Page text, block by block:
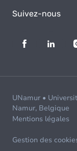
Suivez-nous
UNamur •
Namur, Belgique
Mentions légales
Gestion des